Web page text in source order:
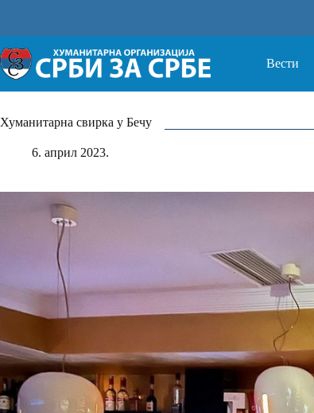
Вести
Хуманитарна свирка у Бечу
6. април 2023.